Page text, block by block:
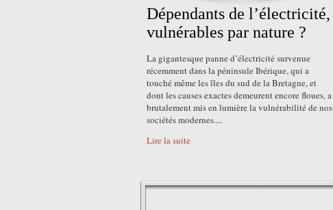
Dépendants de l’électricité,
vulnérables par nature ?
La gigantesque panne d’électricité survenue
récemment dans la péninsule Ibérique, qui a
touché même les îles du sud de la Bretagne, et
dont les causes exactes demeurent encore floues, a
brutalement mis en lumière la vulnérabilité de nos
sociétés modernes....
Lire la suite